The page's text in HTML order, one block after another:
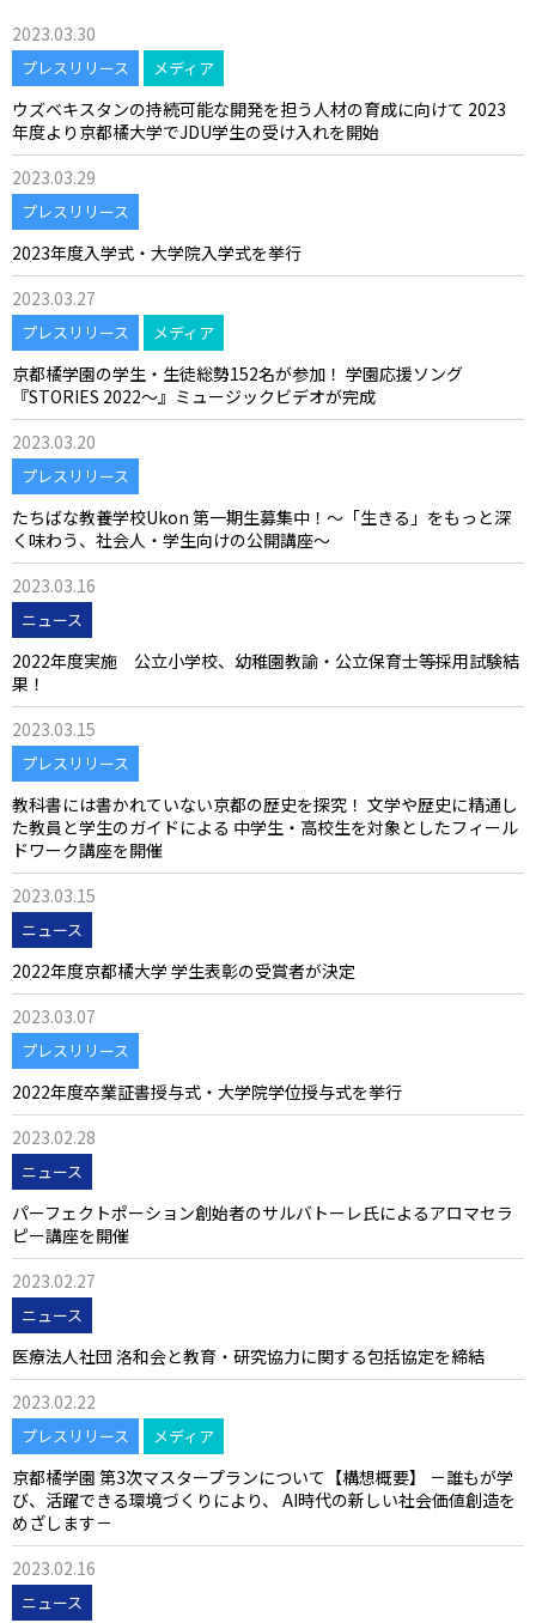
2023.03.30
プレスリリース メディア
ウズベキスタンの持続可能な開発を担う人材の育成に向けて 2023
年度より京都橘大学でJDU学生の受け入れを開始
2023.03.29
プレスリリース
2023年度入学式・大学院入学式を挙行
2023.03.27
プレスリリース メディア
京都橘学園の学生・生徒総勢152名が参加！ 学園応援ソング
『STORIES 2022～』ミュージックビデオが完成
2023.03.20
プレスリリース
たちばな教養学校Ukon 第一期生募集中！～「生きる」をもっと深
く味わう、社会人・学生向けの公開講座～
2023.03.16
ニュース
2022年度実施 公立小学校、幼稚園教諭・公立保育士等採用試験結
果！
2023.03.15
プレスリリース
教科書には書かれていない京都の歴史を探究！ 文学や歴史に精通し
た教員と学生のガイドによる 中学生・高校生を対象としたフィール
ドワーク講座を開催
2023.03.15
ニュース
2022年度京都橘大学 学生表彰の受賞者が決定
2023.03.07
プレスリリース
2022年度卒業証書授与式・大学院学位授与式を挙行
2023.02.28
ニュース
パーフェクトポーション創始者のサルバトーレ氏によるアロマセラ
ピー講座を開催
2023.02.27
ニュース
医療法人社団 洛和会と教育・研究協力に関する包括協定を締結
2023.02.22
プレスリリース メディア
京都橘学園 第3次マスタープランについて【構想概要】 －誰もが学
び、活躍できる環境づくりにより、 AI時代の新しい社会価値創造を
めざします－
2023.02.16
ニュース